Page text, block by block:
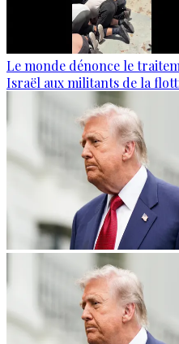
Le monde dénonce le
Israël aux militants de la